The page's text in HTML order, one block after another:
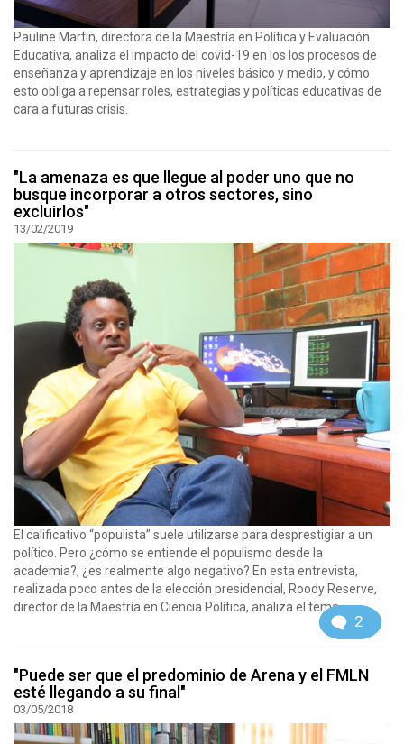
Pauline Martin, directora de la Maestría en Política y Evaluación
Educativa, analiza el impacto del covid-19 en los los procesos de
enseñanza y aprendizaje en los niveles básico y medio, y cómo
esto obliga a repensar roles, estrategias y políticas educativas de
cara a futuras crisis.
"La amenaza es que llegue al poder uno que no
busque incorporar a otros sectores, sino
excluirlos"
13/02/2019
El calificativo “populista” suele utilizarse para desprestigiar a un
político. Pero ¿cómo se entiende el populismo desde la
academia?, ¿es realmente algo negativo? En esta entrevista,
realizada poco antes de la elección presidencial, Roody Reserve,
director de la Maestría en Ciencia Política, analiza el tema.
2
"Puede ser que el predominio de Arena y el FMLN
esté llegando a su final"
03/05/2018